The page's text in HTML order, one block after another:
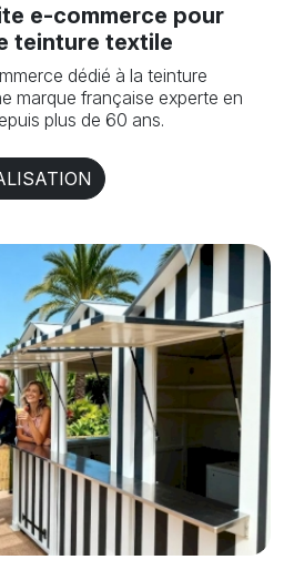
e-commerce pour
teinture textile
dédié à la teinture
marque française experte en
plus de 60 ans.